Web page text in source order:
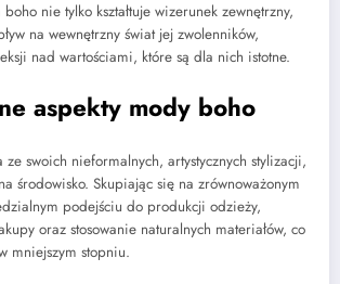
nie tylko kształtuje wizerunek zewnętrzny,
na wewnętrzny świat jej zwolenników,
nad wartościami, które są dla nich istotne.
aspekty mody boho
swoich nieformalnych, artystycznych stylizacji,
środowisko. Skupiając się na zrównoważonym
podejściu do produkcji odzieży,
oraz stosowanie naturalnych materiałów, co
mniejszym stopniu.